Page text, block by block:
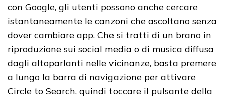
con Google, gli utenti possono anche cercare
istantaneamente le canzoni che ascoltano senza
dover cambiare app. Che si tratti di un brano in
riproduzione sui social media o di musica diffusa
dagli altoparlanti nelle vicinanze, basta premere
a lungo la barra di navigazione per attivare
Circle to Search, quindi toccare il pulsante della